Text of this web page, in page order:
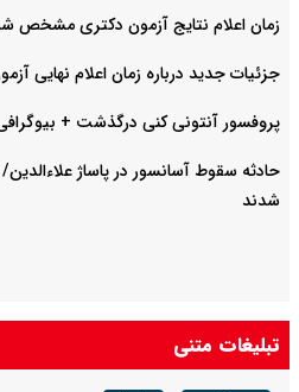
زمان اعلام نتایج آزمون دکتری مشخص
جزئیات جدید درباره زمان اعلام نهایی
پروفسور آنتونی کنی درگذشت +
شدند
تبلیغات متنی